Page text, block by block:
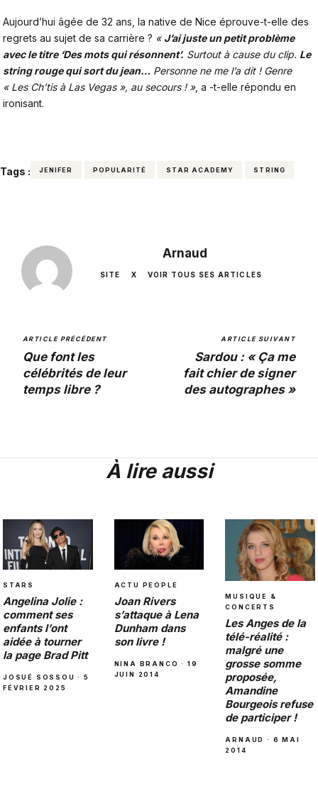
Aujourd’hui âgée de 32 ans, la native de Nice éprouve-t-elle des
regrets au sujet de sa carrière ? «J’ai juste un petit problème
avec le titre ‘Des mots qui résonnent’. Surtout à cause du clip. Le
string rouge qui sort du jean… Personne ne me l’a dit ! Genre
« Les Ch’tis à Las Vegas », au secours ! », a -t-elle répondu en
ironisant.
Tags : JENIFER POPULARITÉ STAR ACADEMY STRING
Arnaud
SITE X VOIR TOUS SES ARTICLES
ARTICLE PRÉCÉDENT
Que font les
célébrités de leur
temps libre ?
ARTICLE SUIVANT
Sardou : « Ça me
fait chier de signer
des autographes »
À lire aussi
STARS
Angelina Jolie :
comment ses
enfants l’ont
aidée à tourner
la page Brad Pitt
JOSUÉ SOSSOU · 5
FÉVRIER 2025
ACTU PEOPLE
Joan Rivers
s’attaque à Lena
Dunham dans
son livre !
NINA BRANCO · 19
JUIN 2014
MUSIQUE &
CONCERTS
Les Anges de la
télé-réalité :
malgré une
grosse somme
proposée,
Amandine
Bourgeois refuse
de participer !
ARNAUD · 6 MAI
2014